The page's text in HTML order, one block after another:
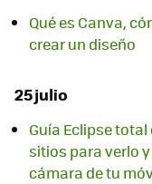
Qué es Canva,
crear un diseño
25 julio
Guía Eclipse
sitios para verlo
cámara de tu